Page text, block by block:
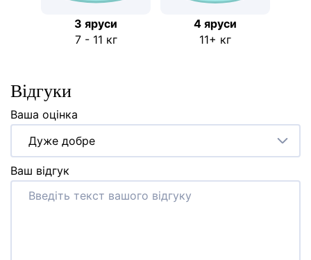
3 яруси
7 - 11 кг
4 яруси
11+ кг
Відгуки
Ваша оцінка
Дуже добре
Ваш відгук